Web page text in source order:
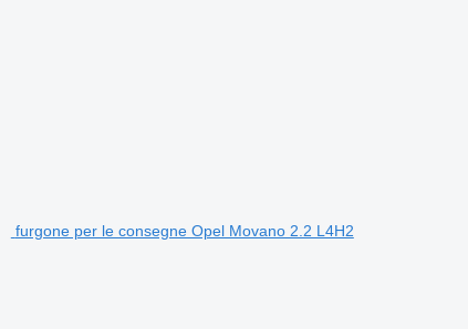
furgone per le consegne Opel Movano 2.2 L4H2